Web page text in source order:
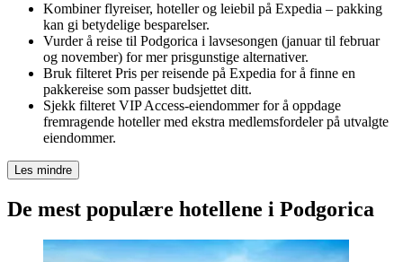
Kombiner flyreiser, hoteller og leiebil på Expedia – pakking
kan gi betydelige besparelser.
Vurder å reise til Podgorica i lavsesongen (januar til februar
og november) for mer prisgunstige alternativer.
Bruk filteret Pris per reisende på Expedia for å finne en
pakkereise som passer budsjettet ditt.
Sjekk filteret VIP Access-eiendommer for å oppdage
fremragende hoteller med ekstra medlemsfordeler på utvalgte
eiendommer.
Les mindre
De mest populære hotellene i Podgorica